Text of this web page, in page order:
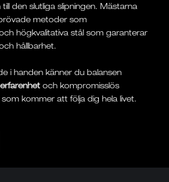
den slutliga slipningen. Mästarna
metoder som
högkvalitativa stål som garanterar
hållbarhet.
i handen känner du balansen
och kompromisslös
kommer att följa dig hela livet.